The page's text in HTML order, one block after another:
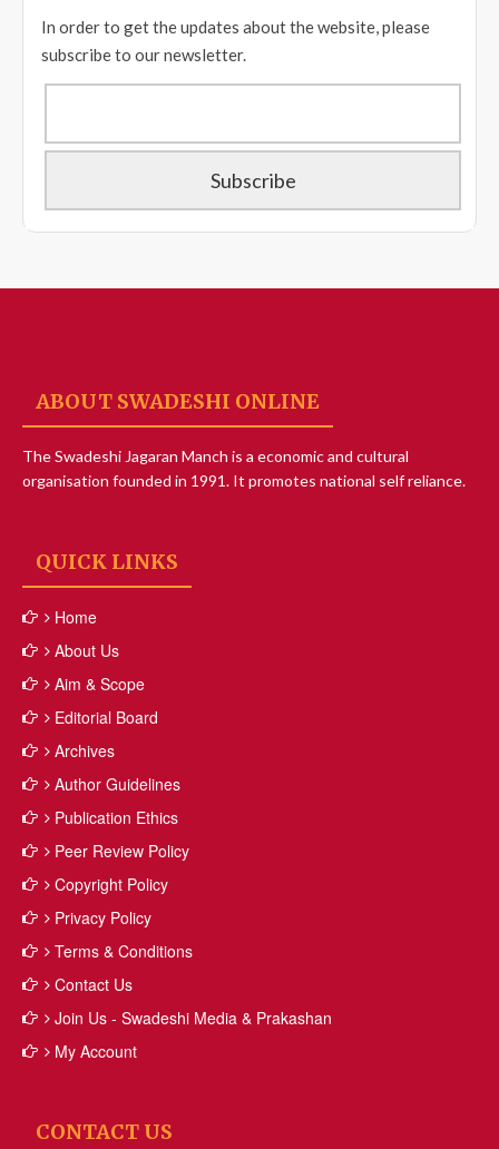
In order to get the updates about the website, please
subscribe to our newsletter.
ABOUT SWADESHI ONLINE
The Swadeshi Jagaran Manch is a economic and cultural
organisation founded in 1991. It promotes national self reliance.
QUICK LINKS
Home
About Us
Aim & Scope
Editorial Board
Archives
Author Guidelines
Publication Ethics
Peer Review Policy
Copyright Policy
Privacy Policy
Terms & Conditions
Contact Us
Join Us - Swadeshi Media & Prakashan
My Account
CONTACT US